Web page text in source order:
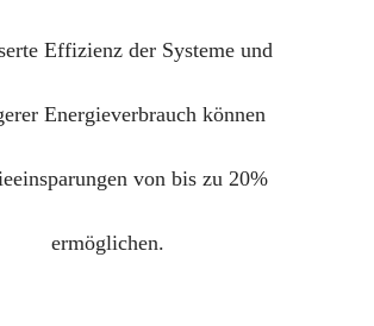
Effizienz der Systeme und
Energieverbrauch können
von bis zu 20%
ermöglichen.